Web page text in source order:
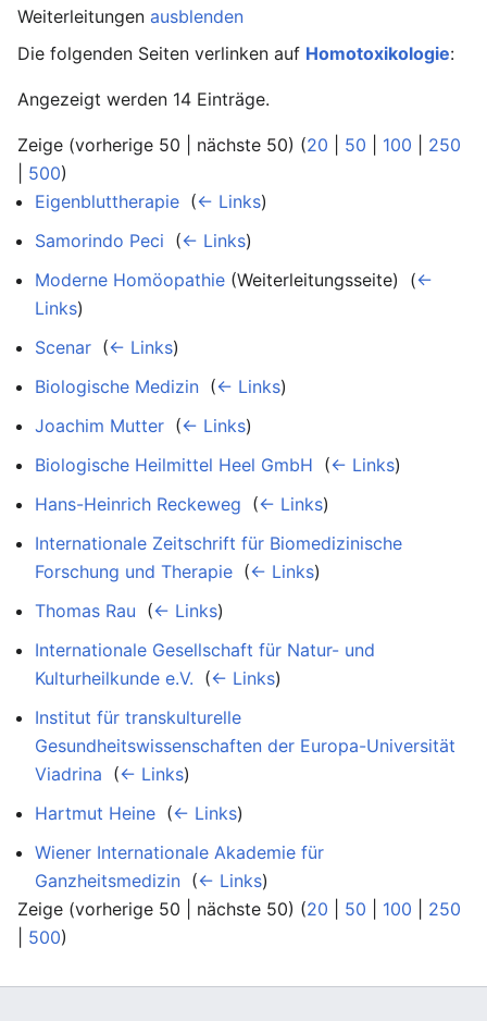
Weiterleitungen ausblenden
Die folgenden Seiten verlinken auf Homotoxikologie:
Angezeigt werden 14 Einträge.
Zeige (vorherige 50 | nächste 50) (20 50 100
250
500)
Eigenbluttherapie (← Links)
Samorindo Peci (← Links)
Moderne Homöopathie (Weiterleitungsseite) ‎ (←
Links)
Scenar (← Links)
Biologische Medizin (← Links)
Joachim Mutter (← Links)
Biologische Heilmittel Heel GmbH (← Links)
Hans-Heinrich Reckeweg (← Links)
Internationale Zeitschrift für Biomedizinische
Forschung und Therapie (← Links)
Thomas Rau (← Links)
Internationale Gesellschaft für Natur- und
Kulturheilkunde e.V. (← Links)
Institut für transkulturelle
Gesundheitswissenschaften der Europa-Universität
Viadrina (← Links)
Hartmut Heine (← Links)
Wiener Internationale Akademie für
Ganzheitsmedizin (← Links)
Zeige (vorherige 50 | nächste 50) (20 50 100
250
500)